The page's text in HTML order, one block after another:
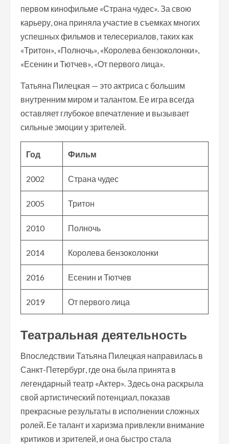
первом кинофильме «Страна чудес». За свою
карьеру, она приняла участие в съемках многих
успешных фильмов и телесериалов, таких как
«Тритон», «Полночь», «Королева бензоколонки»,
«Есенин и Тютчев», «От первого лица».
Татьяна Пилецкая — это актриса с большим
внутренним миром и талантом. Ее игра всегда
оставляет глубокое впечатление и вызывает
сильные эмоции у зрителей.
Год Фильм
2002 Страна чудес
2005 Тритон
2010 Полночь
2014 Королева бензоколонки
2016 Есенин и Тютчев
2019 От первого лица
Театральная деятельность
Впоследствии Татьяна Пилецкая направилась в
Санкт-Петербург, где она была принята в
легендарный театр «Актер». Здесь она раскрыла
свой артистический потенциал, показав
прекрасные результаты в исполнении сложных
ролей. Ее талант и харизма привлекли внимание
критиков и зрителей, и она быстро стала